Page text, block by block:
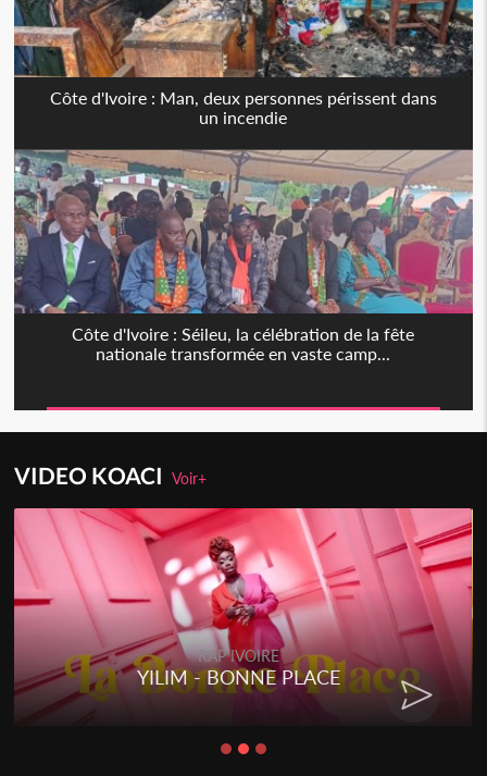
Côte d'Ivoire : Man, deux personnes périssent dans
un incendie
Côte d'Ivoire : Séileu, la célébration de la fête
nationale transformée en vaste camp...
VIDEO KOACIVoir+
RAP IVOIRE
YILIM - BONNE PLACE